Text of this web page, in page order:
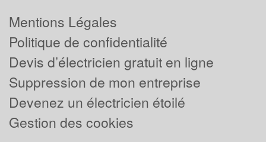
Mentions Légales
Politique de confidentialité
Devis d’électricien gratuit en ligne
Suppression de mon entreprise
Devenez un électricien étoilé
Gestion des cookies